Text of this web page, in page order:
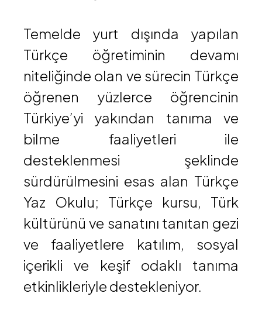
Temelde yurt dışında yapılan
Türkçe öğretiminin devamı
niteliğinde olan ve sürecin Türkçe
öğrenen yüzlerce öğrencinin
Türkiye’yi yakından tanıma ve
bilme faaliyetleri ile
desteklenmesi şeklinde
sürdürülmesini esas alan Türkçe
Yaz Okulu; Türkçe kursu, Türk
kültürünü ve sanatını tanıtan gezi
ve faaliyetlere katılım, sosyal
içerikli ve keşif odaklı tanıma
etkinlikleriyle destekleniyor.